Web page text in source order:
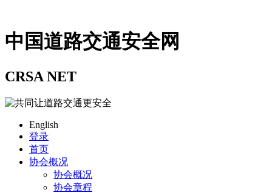
中国道路交通安全网
CRSA NET
English
登录
首页
协会概况
协会概况
协会章程